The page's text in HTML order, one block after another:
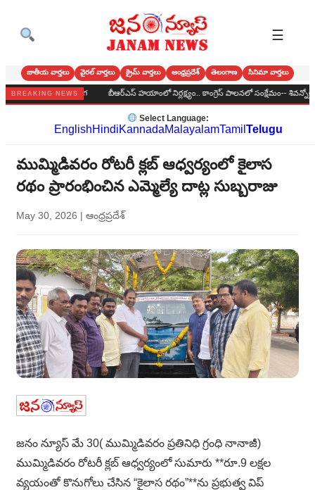
☰
జాతీయ వార్తలు వైరల్ వార్తలు క్రైమ్ వార్తలు ఆంధ్రప్రదేశ్ తెలంగాణ సినిమా వార్తలు
BREAKING NEWS
బోనాల పండుగ బీఆర్‌ఎస్‌ హయాంలో నిర్లక్ష్యం.. కాంగ్రెస్‌ పాలనలో సంక్షేమం-- శివన్నోళ్ల
Select Language:
EnglishHindiKannadaMalayalamTamil Telugu
ముమ్మిడివరం రోటరీ క్లబ్ ఆధ్వర్యంలో కైలాస
రథం ప్రారంభించిన ఎమ్మెల్యే దాట్ల సుబ్బరాజు
May 30, 2026 | ఆంధ్రప్రదేశ్
జనం న్యూస్ మే 30( ముమ్మిడివరం ప్రతినిధి గ్రంధి నానాజీ)
ముమ్మిడివరం రోటరీ క్లబ్ ఆధ్వర్యంలో సుమారు **రూ.9 లక్షల
వ్యయంతో కొనుగోలు చేసిన “కైలాస రథం”**ను ప్రభుత్వ విప్